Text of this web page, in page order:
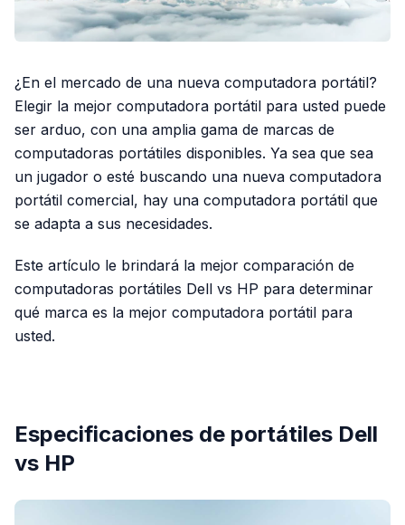
¿En el mercado de una nueva computadora portátil?
Elegir la mejor computadora portátil para usted puede
ser arduo, con una amplia gama de marcas de
computadoras portátiles disponibles. Ya sea que sea
un jugador o esté buscando una nueva computadora
portátil comercial, hay una computadora portátil que
se adapta a sus necesidades.
Este artículo le brindará la mejor comparación de
computadoras portátiles Dell vs HP para determinar
qué marca es la mejor computadora portátil para
usted.
Especificaciones de portátiles Dell
vs HP